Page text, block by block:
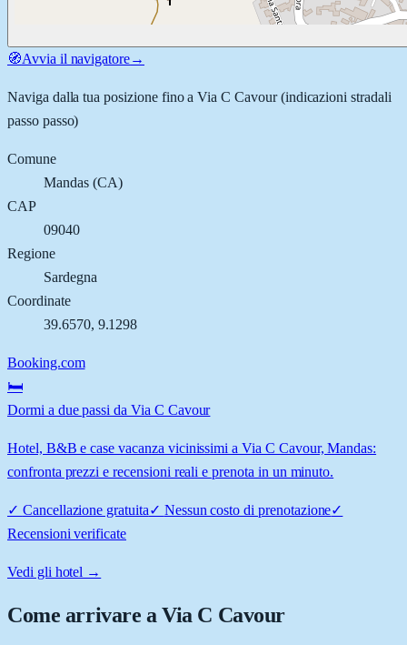
🧭Avvia il navigatore→
Naviga dalla tua posizione fino aVia C Cavour(indicazioni stradali
passo passo)
Comune
Mandas(CA)
CAP
09040
Regione
Sardegna
Coordinate
39.6570, 9.1298
Booking.com
🛏️
Dormi a due passi da Via C Cavour
Hotel, B&B e case vacanza vicinissimi a Via C Cavour, Mandas:
confronta prezzi e recensioni reali e prenota in un minuto.
✓ Cancellazione gratuita✓ Nessun costo di prenotazione✓
Recensioni verificate
Vedi gli hotel →
Come arrivare aVia C Cavour